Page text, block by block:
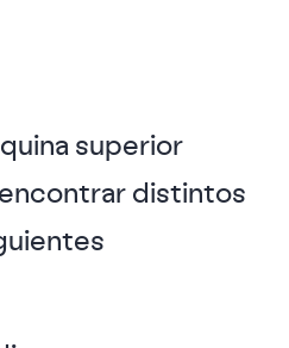
superior
distintos